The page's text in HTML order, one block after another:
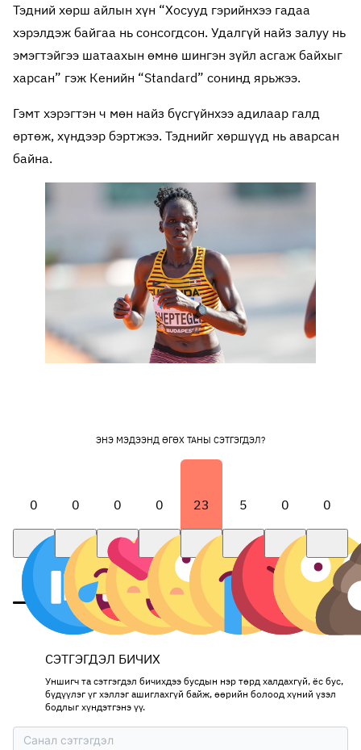
Тэдний хөрш айлын хүн “Хосууд гэрийнхээ гадаа
хэрэлдэж байгаа нь сонсогдсон. Удалгүй найз залуу нь
эмэгтэйгээ шатаахын өмнө шингэн зүйл асгаж байхыг
харсан” гэж Кенийн “Standard” сонинд ярьжээ.
Гэмт хэрэгтэн ч мөн найз бүсгүйнхээ адилаар галд
өртөж, хүндээр бэртжээ. Тэднийг хөршүүд нь аварсан
байна.
ЭНЭ МЭДЭЭНД ӨГӨХ ТАНЫ СЭТГЭГДЭЛ?
0 0 0 0 23 5 0 0
СЭТГЭГДЭЛ БИЧИХ
Уншигч та сэтгэгдэл бичихдээ бусдын нэр төрд халдахгүй, ёс бус,
бүдүүлэг үг хэллэг ашиглахгүй байж, өөрийн болоод хүний үзэл
бодлыг хүндэтгэнэ үү.